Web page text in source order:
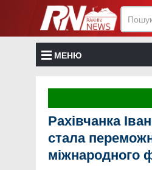
МЕНЮ
Рахівчанка
стала
міжнародного